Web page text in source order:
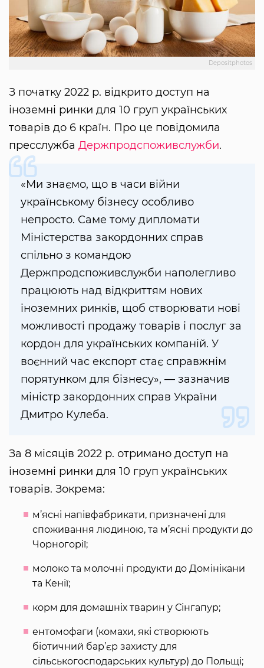
Depositphotos
З початку 2022 р. відкрито доступ на
іноземні ринки для 10 груп українських
товарів до 6 країн. Про це повідомила
пресслужба Держпродспоживслужби.
«Ми знаємо, що в часи війни
українському бізнесу особливо
непросто. Саме тому дипломати
Міністерства закордонних справ
спільно з командою
Держпродспоживслужби наполегливо
працюють над відкриттям нових
іноземних ринків, щоб створювати нові
можливості продажу товарів і послуг за
кордон для українських компаній. У
воєнний час експорт стає справжнім
порятунком для бізнесу», — зазначив
міністр закордонних справ України
Дмитро Кулеба.
За 8 місяців 2022 р. отримано доступ на
іноземні ринки для 10 груп українських
товарів. Зокрема:
м’ясні напівфабрикати, призначені для
споживання людиною, та м’ясні продукти до
Чорногорії;
молоко та молочні продукти до Домінікани
та Кенії;
корм для домашніх тварин у Сінгапур;
ентомофаги (комахи, які створюють
біотичний бар’єр захисту для
сільськогосподарських культур) до Польщі;